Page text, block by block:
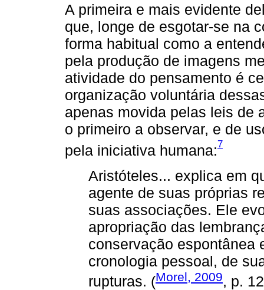
A primeira e mais evidente
que, longe de esgotar-se na
forma habitual como a
pela produção de imagens
atividade do pensamento é
organização voluntária
apenas movida pelas leis de
o primeiro a observar, e de
pela iniciativa humana:7
Aristóteles... explica em
agente de suas próprias
suas associações. Ele
apropriação das
conservação espontânea
cronologia pessoal, de
rupturas. (Morel, 2009, p.